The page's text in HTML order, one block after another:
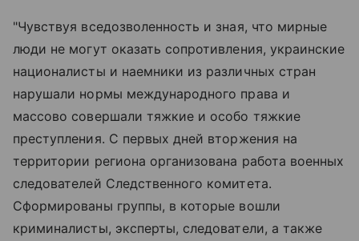
"Чувствуя вседозволенность и зная, что мирные
люди не могут оказать сопротивления, украинские
националисты и наемники из различных стран
нарушали нормы международного права и
массово совершали тяжкие и особо тяжкие
преступления. С первых дней вторжения на
территории региона организована работа военных
следователей Следственного комитета.
Сформированы группы, в которые вошли
криминалисты, эксперты, следователи, а также